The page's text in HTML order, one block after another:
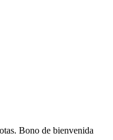
Bono de bienvenida